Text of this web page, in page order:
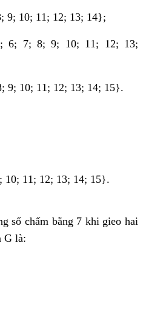
9; 10; 11; 12; 13; 14};
7; 8; 9; 10; 11; 12; 13;
9; 10; 11; 12; 13; 14; 15}.
11; 12; 13; 14; 15}.
số chấm bằng 7 khi gieo hai
G là: